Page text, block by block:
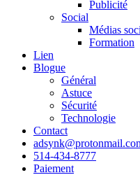
Publicité
Social
Médias
Formation
Lien
Blogue
Général
Astuce
Sécurité
Technologie
Contact
514-434-8777
Paiement